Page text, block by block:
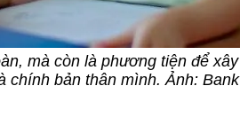
mà còn là phương tiện để xây
chính bản thân mình. Ảnh: Bank